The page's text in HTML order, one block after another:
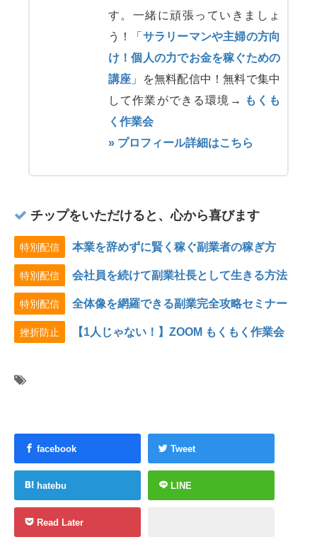
す。一緒に頑張っていきましょ
う！「 サラリーマンや主婦の方向
け！個人の力でお金を稼ぐための
講座 」を無料配信中！無料で集中
して作業ができる環境→
もくも
く作業会
» プロフィール詳細はこちら
チップをいただけると、心から喜びます
特別配信 本業を辞めずに賢く稼ぐ副業者の稼ぎ方
特別配信 会社員を続けて副業社長として生きる方法
特別配信 全体像を網羅できる副業完全攻略セミナー
挫折防止 【1人じゃない！】ZOOM もくもく作業会
facebook Tweet
hatebu LINE
Read Later